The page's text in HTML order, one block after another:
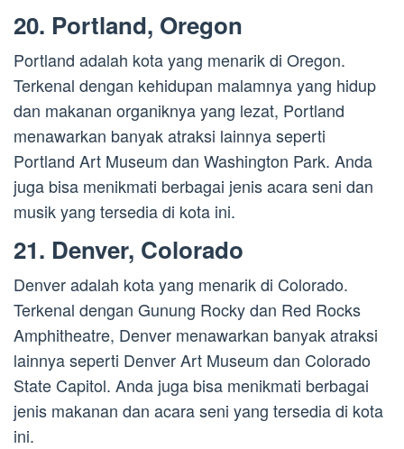
20. Portland, Oregon
Portland adalah kota yang menarik di Oregon.
Terkenal dengan kehidupan malamnya yang hidup
dan makanan organiknya yang lezat, Portland
menawarkan banyak atraksi lainnya seperti
Portland Art Museum dan Washington Park. Anda
juga bisa menikmati berbagai jenis acara seni dan
musik yang tersedia di kota ini.
21. Denver, Colorado
Denver adalah kota yang menarik di Colorado.
Terkenal dengan Gunung Rocky dan Red Rocks
Amphitheatre, Denver menawarkan banyak atraksi
lainnya seperti Denver Art Museum dan Colorado
State Capitol. Anda juga bisa menikmati berbagai
jenis makanan dan acara seni yang tersedia di kota
ini.